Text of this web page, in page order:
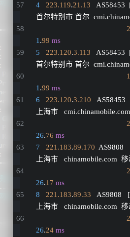
4
223.119.21.13
AS58453
首尔特别市 首尔
1 .99 ms
5
223.120.3.113
AS58453
首尔特别市 首尔
1 .99 ms
6
223.120.3.210
AS58453
上海市
26.76 ms
7
221.183.89.170
AS9808
上海市   chinamobile.com
26.17 ms
8
221.183.89.33
AS9808
上海市   chinamobile.com
26.24 ms